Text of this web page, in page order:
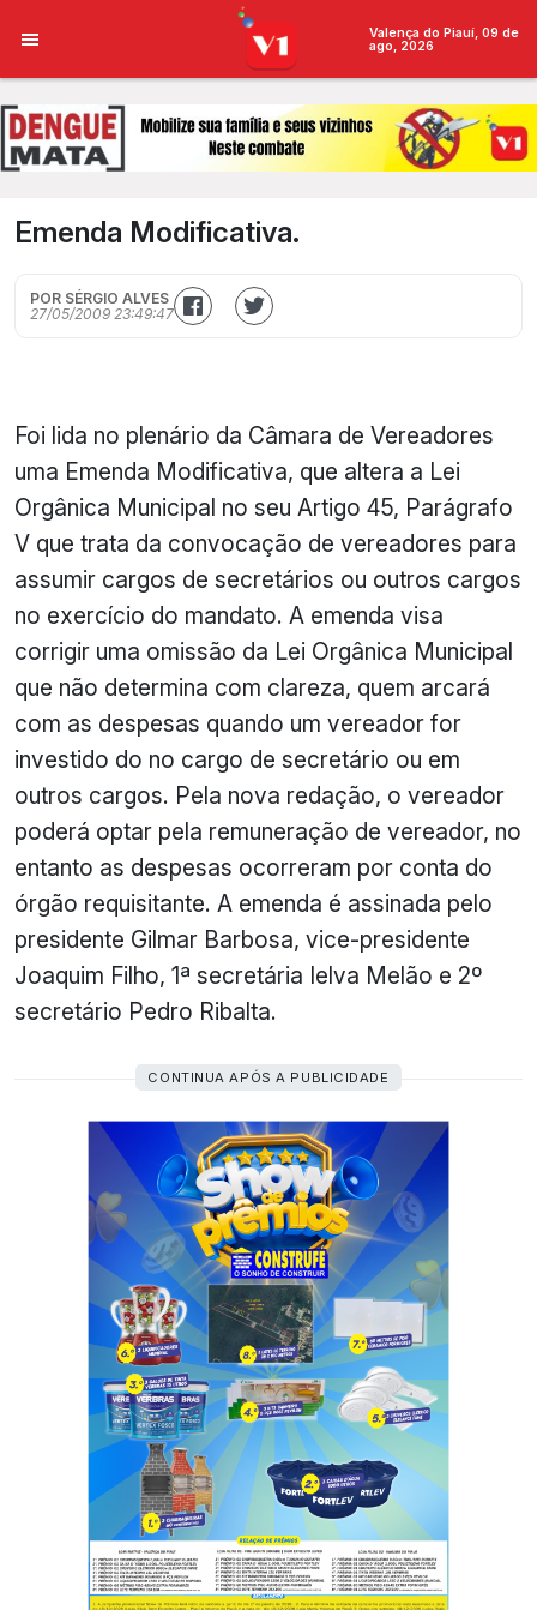
Valença do Piauí, 09 de
ago, 2026
Emenda Modificativa.
POR SÉRGIO ALVES
27/05/2009 23:49:47
Foi lida no plenário da Câmara de Vereadores
uma Emenda Modificativa, que altera a Lei
Orgânica Municipal no seu Artigo 45, Parágrafo
V que trata da convocação de vereadores para
assumir cargos de secretários ou outros cargos
no exercício do mandato. A emenda visa
corrigir uma omissão da Lei Orgânica Municipal
que não determina com clareza, quem arcará
com as despesas quando um vereador for
investido do no cargo de secretário ou em
outros cargos. Pela nova redação, o vereador
poderá optar pela remuneração de vereador, no
entanto as despesas ocorreram por conta do
órgão requisitante. A emenda é assinada pelo
presidente Gilmar Barbosa, vice-presidente
Joaquim Filho, 1ª secretária Ielva Melão e 2º
secretário Pedro Ribalta.
CONTINUA APÓS A PUBLICIDADE